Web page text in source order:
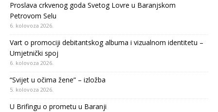
Proslava crkvenog goda Svetog Lovre u Baranjskom
Petrovom Selu
6. kolovoza 2026.
Vart o promociji debitantskog albuma i vizualnom identitetu –
Umjetnički spoj
6. kolovoza 2026.
“Svijet u očima žene” – izložba
5. kolovoza 2026.
U Brifingu o prometu u Baranji